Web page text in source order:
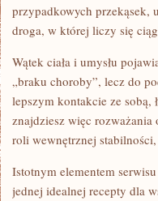
przypadkowych przekąsek,
droga, w której liczy się
Wątek ciała i umysłu
„braku choroby”, lecz do
lepszym kontakcie ze sobą,
znajdziesz więc
roli wewnętrznej
Istotnym elementem
jednej idealnej recepty dla